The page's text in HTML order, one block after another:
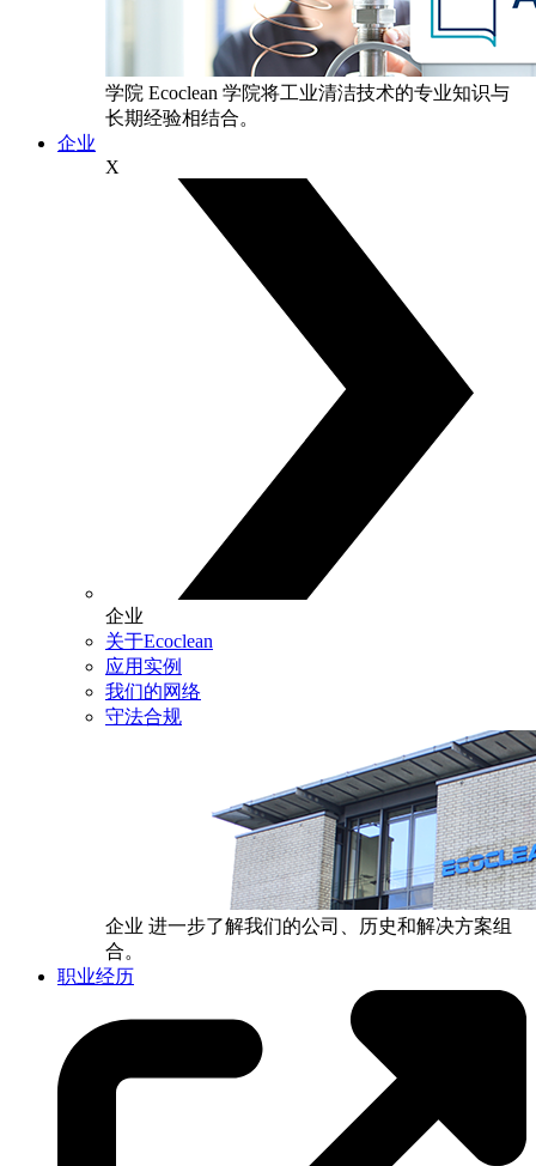
学院 Ecoclean 学院将工业清洁技术的专业知识与
长期经验相结合。
企业
X
企业
关于Ecoclean
应用实例
我们的网络
守法合规
企业 进一步了解我们的公司、历史和解决方案组
合。
职业经历